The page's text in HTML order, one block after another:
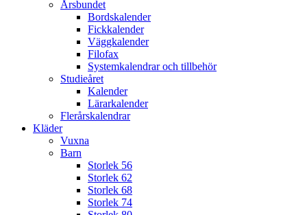
Årsbundet
Bordskalender
Fickkalender
Väggkalender
Filofax
Systemkalendrar och tillbehör
Studieåret
Kalender
Lärarkalender
Flerårskalendrar
Kläder
Vuxna
Barn
Storlek 56
Storlek 62
Storlek 68
Storlek 74